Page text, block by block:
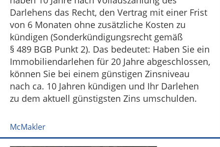
Darlehens das Recht, den Vertrag mit einer Frist
von 6 Monaten ohne zusätzliche Kosten zu
kündigen (Sonderkündigungsrecht gemäß
§ 489 BGB Punkt 2). Das bedeutet: Haben Sie ein
Immobiliendarlehen für 20 Jahre abgeschlossen,
können Sie bei einem günstigen Zinsniveau
nach ca. 10 Jahren kündigen und Ihr Darlehen
zu dem aktuell günstigsten Zins umschulden.
McMakler